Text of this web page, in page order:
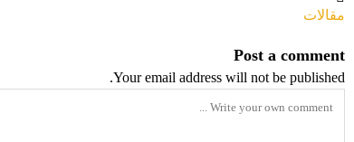
مقالات
Post a comment
Your email address will not be published.